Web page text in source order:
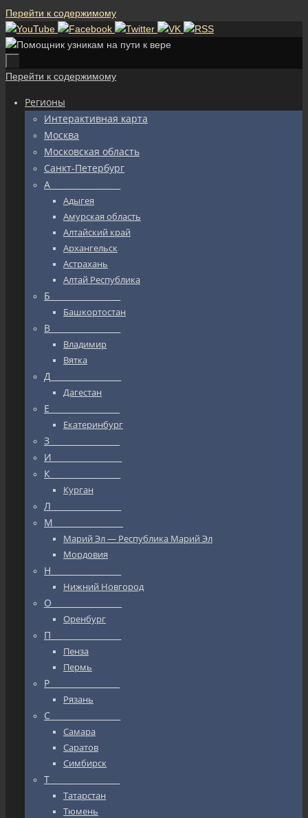
Перейти к содержимому
Перейти к содержимому
Регионы
Интерактивная карта
Москва
Московская область
Санкт-Петербург
А_________________
Адыгея
Амурская область
Алтайский край
Архангельск
Астрахань
Алтай Республика
Б_________________
Башкортостан
В_________________
Владимир
Вятка
Д_________________
Дагестан
Е_________________
Екатеринбург
З_________________
И_________________
К_________________
Курган
Л_________________
М_________________
Марий Эл — Республика Марий Эл
Мордовия
Н_________________
Нижний Новгород
О_________________
Оренбург
П_________________
Пенза
Пермь
Р_________________
Рязань
С_________________
Самара
Саратов
Симбирск
Т_________________
Татарстан
Тюмень